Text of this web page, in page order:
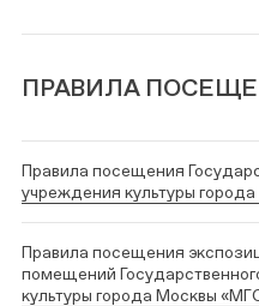
ПРАВИЛА
Правила посещения
учреждения культуры
Правила посещения
помещений
культуры города Москвы